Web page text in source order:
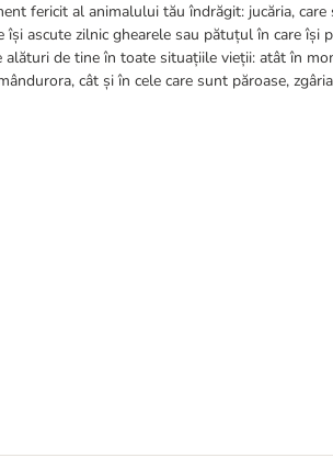
fericit al animalului tău îndrăgit: jucăria,
își ascute zilnic ghearele sau pătuțul în care își
alături de tine în toate situațiile vieții: atât în
cât și în cele care sunt păroase,